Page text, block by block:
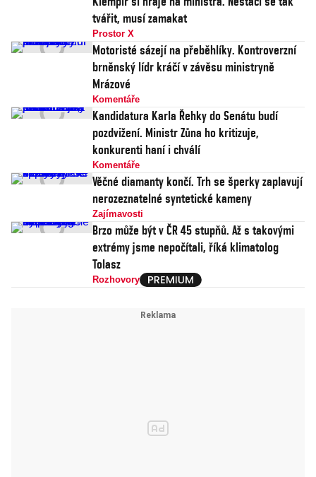
tvářit, musí zamakat
Prostor X
Motoristé sázejí na přeběhlíky. Kontroverzní
brněnský lídr kráčí v závěsu ministryně
Mrázové
Komentáře
Kandidatura Karla Řehky do Senátu budí
pozdvižení. Ministr Zůna ho kritizuje,
konkurenti haní i chválí
Komentáře
Věčné diamanty končí. Trh se šperky zaplavují
nerozeznatelné syntetické kameny
Zajímavosti
Brzo může být v ČR 45 stupňů. Až s takovými
extrémy jsme nepočítali, říká klimatolog
Tolasz
Rozhovory